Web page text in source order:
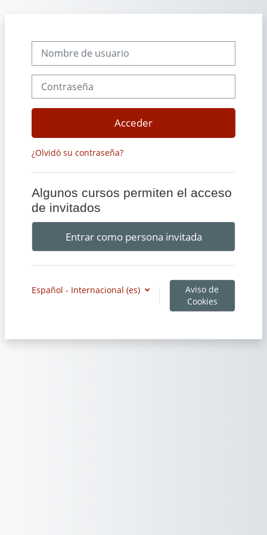
Nombre de usuario
Acceder
¿Olvidó su contraseña?
Algunos cursos permiten el acceso
de invitados
Entrar como persona invitada
Español - Internacional ‎(es)‎
Aviso de
Cookies